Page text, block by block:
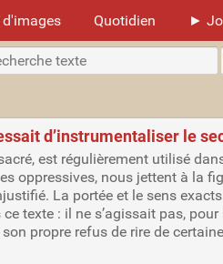
d'images Quotidien ►
d’instrumentaliser le
est régulièrement utilisé
oppressives, nous jettent à la
La portée et le sens
texte : il ne s’agissait pas,
propre refus de rire de